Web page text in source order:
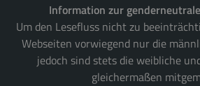
Information zur
Um den Lesefluss nicht zu
Webseiten vorwiegend nur die
jedoch sind stets die weibliche
gleichermaßen